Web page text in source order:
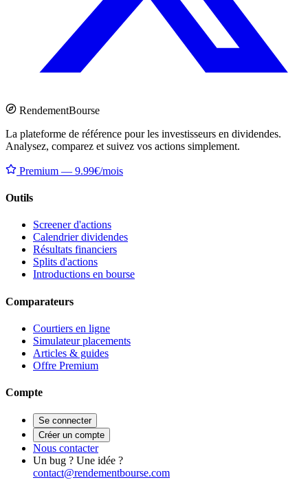
RendementBourse
La plateforme de référence pour les investisseurs en dividendes.
Analysez, comparez et suivez vos actions simplement.
Premium — 9.99€/mois
Outils
Screener d'actions
Calendrier dividendes
Résultats financiers
Splits d'actions
Introductions en bourse
Comparateurs
Courtiers en ligne
Simulateur placements
Articles & guides
Offre Premium
Compte
Se connecter
Créer un compte
Nous contacter
Un bug ? Une idée ?
contact@rendementbourse.com